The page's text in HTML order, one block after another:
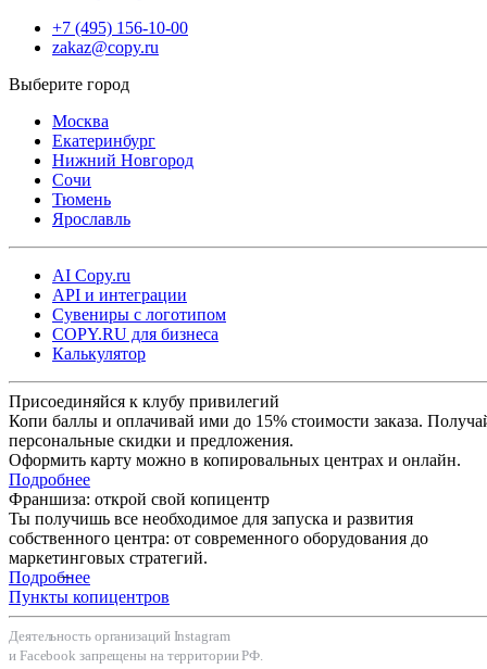
+7 (495) 156-10-00
zakaz@copy.ru
Москва
Екатеринбург
Нижний Новгород
Сочи
Тюмень
Ярославль
AI Copy.ru
API и интеграции
Сувениры с логотипом
COPY.RU для бизнеса
Калькулятор
Присоединяйся к клубу привилегий
Копи баллы и оплачивай ими до 15% стоимости заказа.
персональные скидки и предложения.
Оформить карту можно в копировальных центрах и онлайн.
Подробнее
Франшиза: открой свой копицентр
Ты получишь все необходимое для запуска и развития
собственного центра: от современного оборудования до
маркетинговых стратегий.
Подробнее
Пункты копицентров
Деятельность организаций Instagram
и Facebook запрещены на территории РФ.